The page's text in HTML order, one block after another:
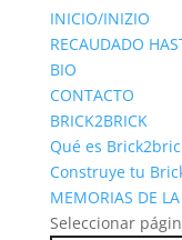
INICIO/INIZIO
RECAUDADO
BIO
CONTACTO
BRICK2BRICK
Qué es
Construye tu
MEMORIAS DE
Seleccionar